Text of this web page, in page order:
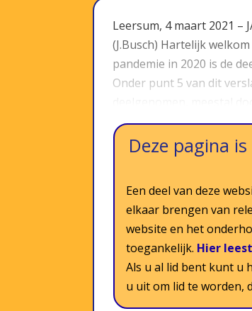
Leersum, 4 maart 2021 –
(J.Busch) Hartelijk
pandemie in 2020 is de
Onder punt 5 van dit
Deze pagina
Een deel van deze
elkaar brengen van
website en het
toegankelijk. Hier
Als u al lid bent kunt u
u uit om lid te worden,